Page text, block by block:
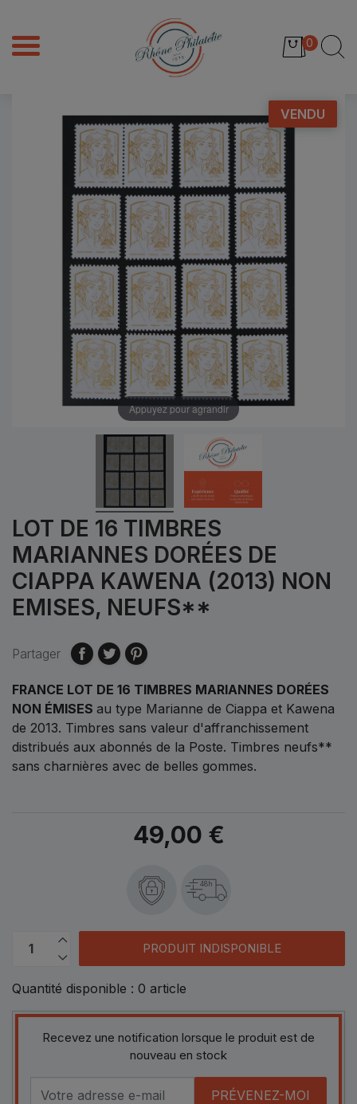
0
VENDU
Appuyez pour agrandir
LOT DE 16 TIMBRES
MARIANNES DORÉES DE
CIAPPA KAWENA (2013) NON
EMISES, NEUFS**
Partager
FRANCE LOT DE 16 TIMBRES MARIANNES DORÉES
NON ÉMISES au type Marianne de Ciappa et Kawena
de 2013. Timbres sans valeur d'affranchissement
distribués aux abonnés de la Poste. Timbres neufs**
sans charnières avec de belles gommes.
49,00 €
48h
PRODUIT INDISPONIBLE
Quantité disponible : 0 article
Recevez une notification lorsque le produit est de
nouveau en stock
PRÉVENEZ-MOI